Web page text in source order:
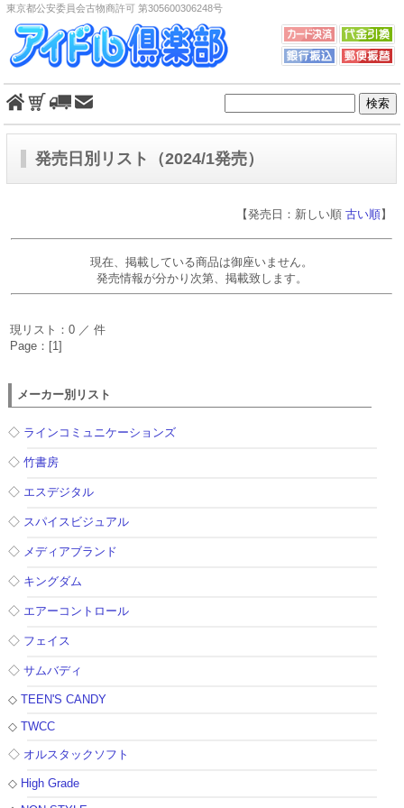
東京都公安委員会古物商許可 第305600306248号
発売日別リスト（2024/1発売）
【発売日：新しい順古い順】
現在、掲載している商品は御座いません。
発売情報が分かり次第、掲載致します。
現リスト：0 ／ 件
Page：[1]
メーカー別リスト
◇ ラインコミュニケーションズ
◇竹書房
◇ エスデジタル
◇ スパイスビジュアル
◇ メディアブランド
◇ キングダム
◇ エアーコントロール
◇ フェイス
◇サムバディ
◇TEEN'S CANDY
◇TWCC
◇ オルスタックソフト
◇ High Grade